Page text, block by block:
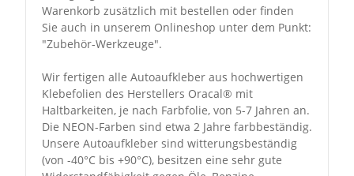
Warenkorb zusätzlich mit bestellen oder finden
Sie auch in unserem Onlineshop unter dem Punkt:
"Zubehör-Werkzeuge".
Wir fertigen alle Autoaufkleber aus hochwertigen
Klebefolien des Herstellers Oracal® mit
Haltbarkeiten, je nach Farbfolie, von 5-7 Jahren an.
Die NEON-Farben sind etwa 2 Jahre farbbeständig.
Unsere Autoaufkleber sind witterungsbeständig
(von -40°C bis +90°C), besitzen eine sehr gute